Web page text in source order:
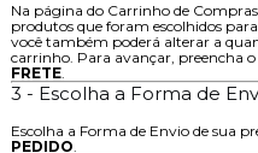
Na página do Carrinho de
produtos que foram escolhidos
você também poderá alterar a
carrinho. Para avançar, preencha
FRETE.
3 - Escolha a Forma de
Escolha a Forma de Envio de sua
PEDIDO.